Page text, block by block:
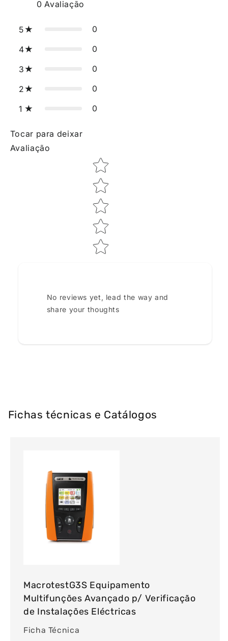
0 Avaliação
5 0
4 0
3 0
2 0
1 0
Tocar para deixar
Avaliação
Star rating
No reviews yet, lead the way and
share your thoughts
Fichas técnicas e Catálogos
MacrotestG3S Equipamento
Multifunções Avançado p/ Verificação
de Instalações Eléctricas
Ficha Técnica